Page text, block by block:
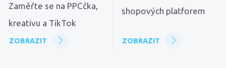
Zaměřte se na PPCčka,
kreativu a TikTok
ZOBRAZIT
shopových platforem
ZOBRAZIT